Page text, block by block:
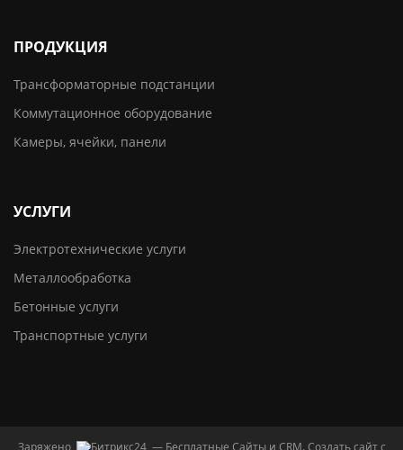
ПРОДУКЦИЯ
Трансформаторные подстанции
Коммутационное оборудование
Камеры, ячейки, панели
УСЛУГИ
Электротехнические услуги
Металлообработка
Бетонные услуги
Транспортные услуги